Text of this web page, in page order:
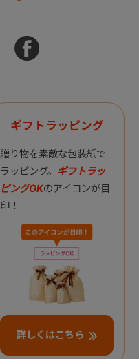
ギフトラッピング
贈り物を素敵な包装紙で
ラッピング。 ギフトラッ
ピングOKのアイコンが目
印！
詳しくはこちら